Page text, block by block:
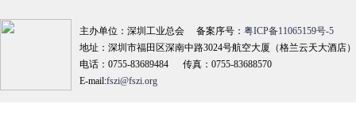
主办单位：深圳工业总会 备案序号： 粤ICP备11065159号-5
地址：深圳市福田区深南中路3024号航空大厦（格兰云天大酒店
电话：0755-83689484 传真：0755-83688570
E-mail:fszi@fszi.org